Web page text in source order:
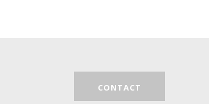
CONTACT